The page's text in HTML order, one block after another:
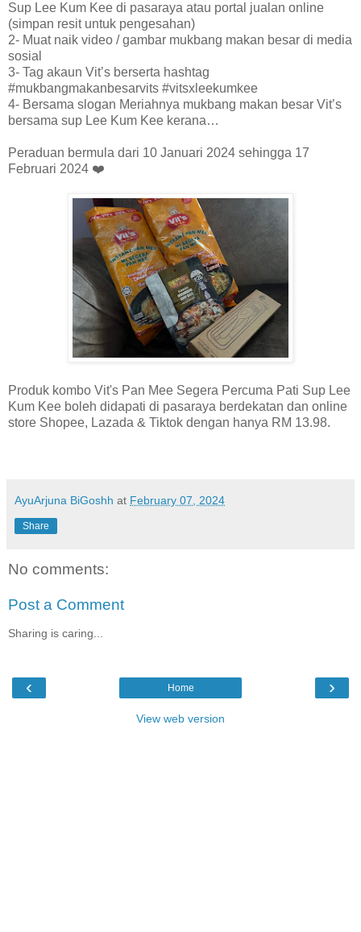
Sup Lee Kum Kee di pasaraya atau portal jualan online
(simpan resit untuk pengesahan)
2- Muat naik video / gambar mukbang makan besar di media
sosial
3- Tag akaun Vit’s berserta hashtag
#mukbangmakanbesarvits #vitsxleekumkee
4- Bersama slogan Meriahnya mukbang makan besar Vit’s
bersama sup Lee Kum Kee kerana…
Peraduan bermula dari 10 Januari 2024 sehingga 17
Februari 2024 ❤️
Produk kombo Vit's Pan Mee Segera Percuma Pati Sup Lee
Kum Kee boleh didapati di pasaraya berdekatan dan online
store Shopee, Lazada & Tiktok dengan hanya RM 13.98.
AyuArjuna BiGoshh at February 07, 2024
Share
No comments:
Post a Comment
Sharing is caring...
‹ ›
Home
View web version